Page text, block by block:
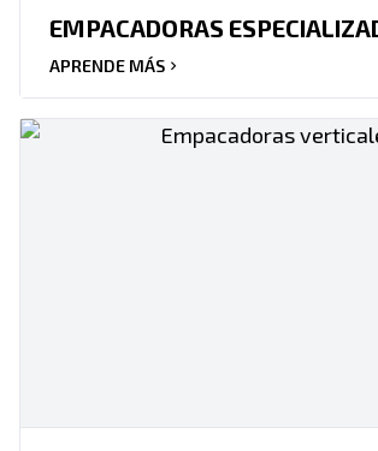
EMPACADORAS
APRENDE MÁS